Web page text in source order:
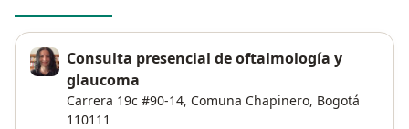
Consulta presencial de oftalmología y
glaucoma
Carrera 19c #90-14, Comuna Chapinero, Bogotá
110111